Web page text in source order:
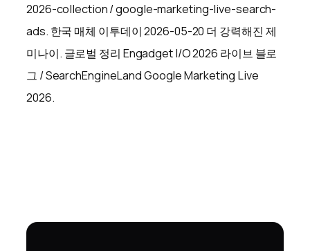
2026-collection / google-marketing-live-search-
ads. 한국 매체 이투데이 2026-05-20 더 강력해진 제
미나이. 글로벌 정리 Engadget I/O 2026 라이브 블로
그 / SearchEngineLand Google Marketing Live
2026.